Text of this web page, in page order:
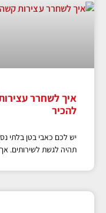
איך לשחרר
להכיר
יש לכם כאבי בטן בלתי
תהיה לגשת לשירותים.